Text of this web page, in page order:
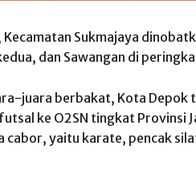
Sukmajaya
dan Sawangan di
juara berbakat, Kota Depok
ke O2SN tingkat Provinsi
yaitu karate, pencak